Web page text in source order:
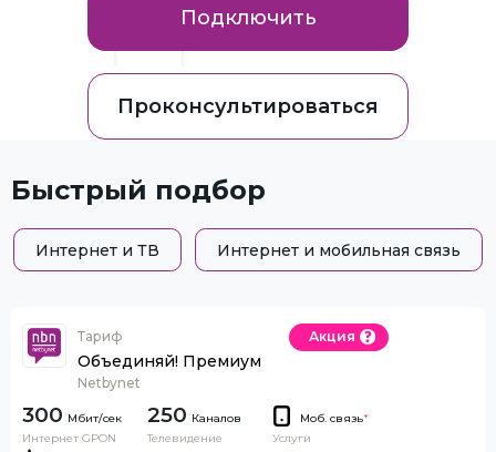
Подключить
Проконсультироваться
Быстрый подбор
Интернет и ТВ Интернет и мобильная связь
Тариф
Объединяй! Премиум
Netbynet
Акция
300
Интернет GPON
250 Каналов
Телевидение
Моб. связь*
Услуги